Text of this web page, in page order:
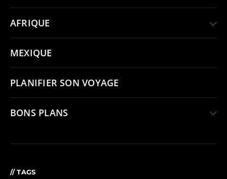
AFRIQUE
MEXIQUE
PLANIFIER SON VOYAGE
BONS PLANS
// TAGS